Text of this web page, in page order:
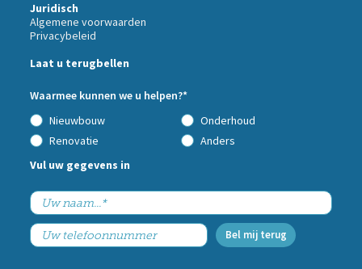
Juridisch
Algemene voorwaarden
Privacybeleid
Call
back
by
fax
Laat u terugbellen
Waarmee kunnen we u helpen?*
Nieuwbouw
Onderhoud
Renovatie
Anders
Vul uw gegevens in
Bel mij terug